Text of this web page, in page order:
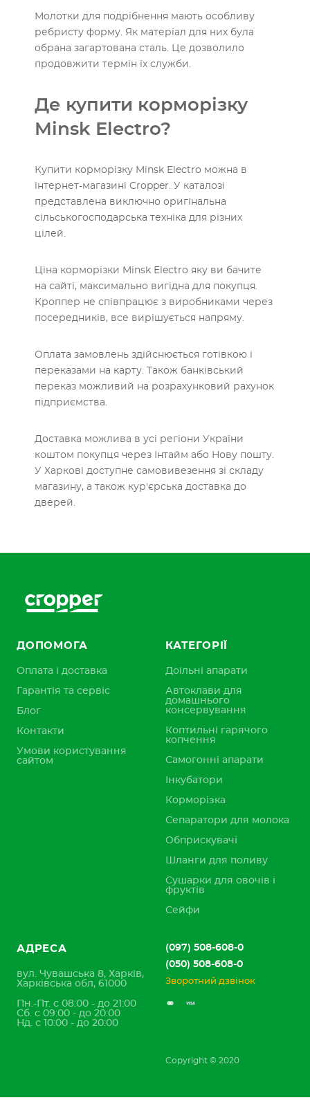
Молотки для подрібнення мають особливу
ребристу форму. Як матеріал для них була
обрана загартована сталь. Це дозволило
продовжити термін їх служби.
Де купити корморізку
Minsk Electro?
Купити корморізку Minsk Electro можна в
інтернет-магазині Cropper. У каталозі
представлена виключно оригінальна
сільськогосподарська техніка для різних
цілей.
Ціна корморізки Minsk Electro яку ви бачите
на сайті, максимально вигідна для покупця.
Кроппер не співпрацює з виробниками через
посередників, все вирішується напряму.
Оплата замовлень здійснюється готівкою і
переказами на карту. Також банківський
переказ можливий на розрахунковий рахунок
підприємства.
Доставка можлива в усі регіони України
коштом покупця через Інтайм або Нову пошту.
У Харкові доступне самовивезення зі складу
магазину, а також кур'єрська доставка до
дверей.
ДОПОМОГА
Оплата і доставка
Гарантія та сервіс
Блог
Контакти
Умови користування
сайтом
КАТЕГОРІЇ
Доїльні апарати
Автоклави для
домашнього
консервування
Коптильні гарячого
копчення
Самогонні апарати
Інкубатори
Корморізка
Сепаратори для молока
Обприскувачі
Шланги для поливу
Сушарки для овочів і
фруктів
Сейфи
АДРЕСА
вул. Чувашська 8, Харків,
Харківська обл, 61000
Пн.-Пт. с 08:00 - до 21:00
Сб. с 09:00 - до 20:00
Нд. с 10:00 - до 20:00
(097) 508-608-0
(050) 508-608-0
Зворотний дзвінок
Copyright © 2020